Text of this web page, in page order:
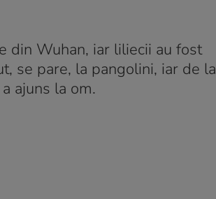
din Wuhan, iar liliecii au fost
se pare, la pangolini, iar de la
ajuns la om.